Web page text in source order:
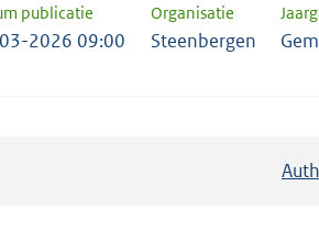
publicatie Organisatie
2026 09:00 Steenbergen